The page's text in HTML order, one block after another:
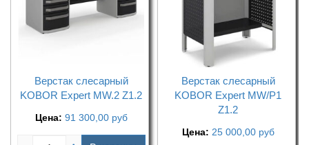
Верстак слесарный
KOBOR Expert MW.2 Z1.2
Цена: 91 300,00 руб
Верстак слесарный
KOBOR Expert MW/P1
Z1.2
Цена: 25 000,00 руб